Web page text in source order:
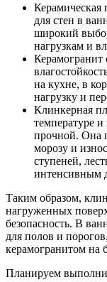
Керамическая
для стен в
широкий
нагрузкам и
Керамогранит
на кухне, в
нагрузку и
Клинкерная
температуре и
прочной. Она
морозу и
ступеней,
интенсивным
Таким образом,
нагруженных
безопасность. В
для полов и
керамогранитом на
Планируем